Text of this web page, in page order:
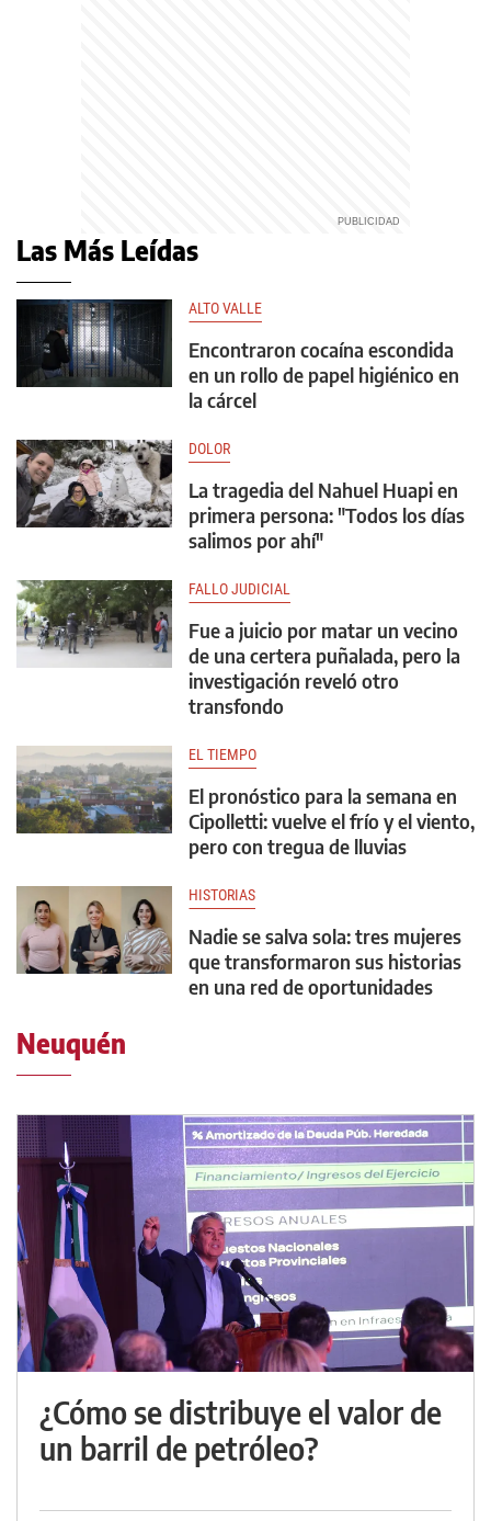
Las Más Leídas
ALTO VALLE
Encontraron cocaína escondida
en un rollo de papel higiénico en
la cárcel
DOLOR
La tragedia del Nahuel Huapi en
primera persona: "Todos los días
salimos por ahí"
FALLO JUDICIAL
Fue a juicio por matar un vecino
de una certera puñalada, pero la
investigación reveló otro
transfondo
EL TIEMPO
El pronóstico para la semana en
Cipolletti: vuelve el frío y el viento,
pero con tregua de lluvias
HISTORIAS
Nadie se salva sola: tres mujeres
que transformaron sus historias
en una red de oportunidades
Neuquén
¿Cómo se distribuye el valor de
un barril de petróleo?